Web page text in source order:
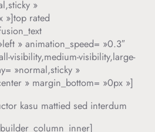
»
»]top rated
» animation_speed= »0.3″
visibility,medium-visibility,large-
»normal,sticky »
» margin_bottom= »0px »]
kasu mattied sed interdum